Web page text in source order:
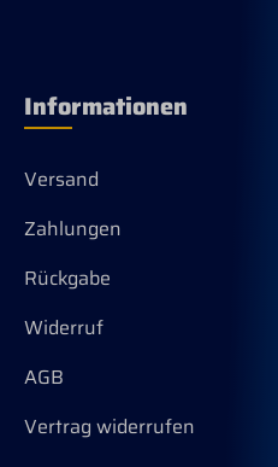
Informationen
Versand
Zahlungen
Rückgabe
Widerruf
AGB
Vertrag widerrufen